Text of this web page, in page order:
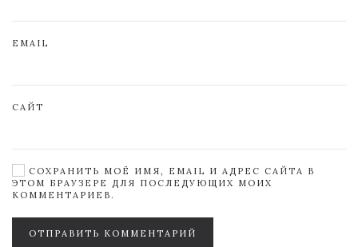
EMAIL
САЙТ
СОХРАНИТЬ МОЁ ИМЯ, EMAIL И АДРЕС САЙТА В
ЭТОМ БРАУЗЕРЕ ДЛЯ ПОСЛЕДУЮЩИХ МОИХ
КОММЕНТАРИЕВ.
ОТПРАВИТЬ КОММЕНТАРИЙ